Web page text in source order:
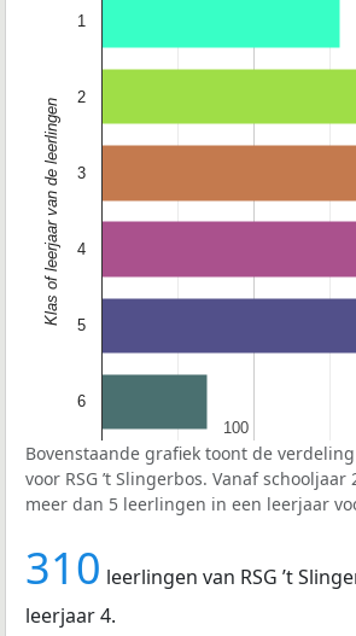
100
100
1
2
3
4
5
6
Klas of leerjaar van de leerlingen
Bovenstaande grafiek toont de
voor RSG ’t Slingerbos. Vanaf
meer dan 5 leerlingen in een leerjaar
310 leerlingen van RSG ’t
leerjaar 4.